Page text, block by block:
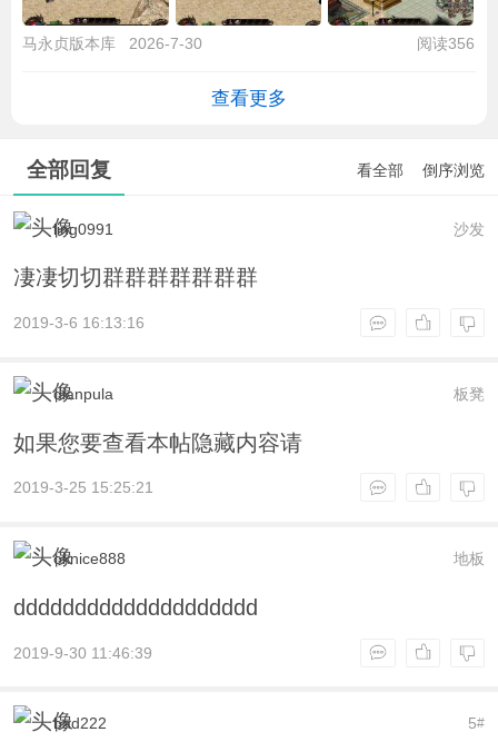
马永贞版本库 2026-7-30 阅读356
查看更多
全部回复 看全部 倒序浏览
沙发
ling0991
凄凄切切群群群群群群群
2019-3-6 16:13:16
板凳
dianpula
如果您要查看本帖隐藏内容请
2019-3-25 15:25:21
地板
oknice888
dddddddddddddddddddd
2019-9-30 11:46:39
5#
bad222